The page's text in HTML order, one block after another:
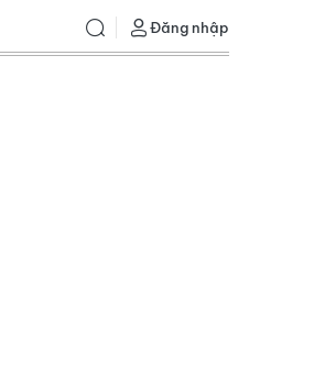
Đăng nhập